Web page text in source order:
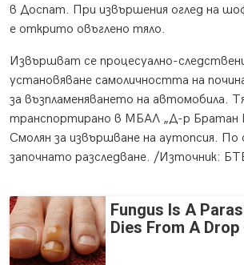
в Доспат. При извършения оглед на
е открито овъглено тяло.
Извършват се процесуално-
установяване самоличността на
за възпламеняването на автомобила.
транспортирано в МБАЛ „Д-р Братан
Смолян за извършване на аутопсия. По
започнато разследване. /Източник:
Fungus Is A
Dies From A Drop